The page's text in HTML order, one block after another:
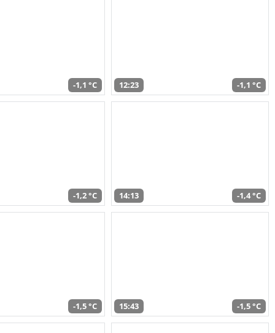
-1,1 °C 12:23 -1,1 °C
-1,2 °C 14:13 -1,4 °C
-1,5 °C 15:43 -1,5 °C